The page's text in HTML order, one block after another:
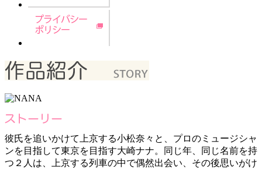
彼氏を追いかけて上京する小松奈々と、プロのミュージシャ
ンを目指して東京を目指す大崎ナナ。同じ年、同じ名前を持
つ２人は、上京する列車の中で偶然出会い、その後思いがけ